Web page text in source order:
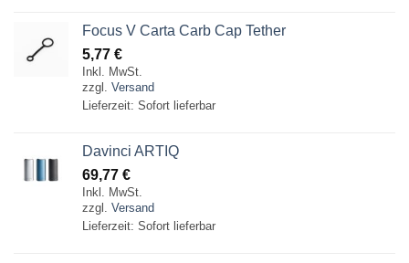
Focus V Carta Carb Cap Tether
5,77 €
Inkl. MwSt.
zzgl. Versand
Lieferzeit: Sofort lieferbar
Davinci ARTIQ
69,77 €
Inkl. MwSt.
zzgl. Versand
Lieferzeit: Sofort lieferbar